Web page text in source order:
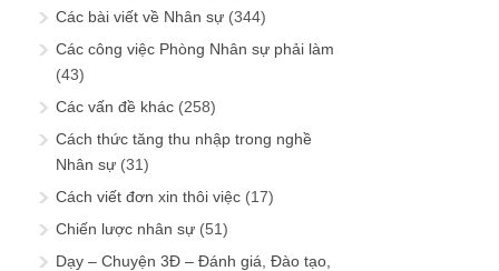
Các bài viết về Nhân sự (344)
Các công việc Phòng Nhân sự phải làm
(43)
Các vấn đề khác (258)
Cách thức tăng thu nhập trong nghề
Nhân sự (31)
Cách viết đơn xin thôi việc (17)
Chiến lược nhân sự (51)
Dạy – Chuyện 3Đ – Đánh giá, Đào tạo,